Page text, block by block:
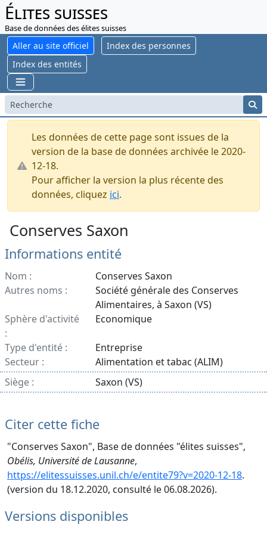
Élites suisses
Base de données des élites suisses
Aller au site officiel
Index des personnes
Index des entités
Les données de cette page sont issues de la
version de la base de données archivée le 2020-
12-18.
Pour afficher la version la plus récente des
données, cliquez ici.
Conserves Saxon
Informations entité
Nom :
Conserves Saxon
Autres noms :
Société générale des Conserves
Alimentaires, à Saxon (VS)
Sphère d'activité
:
Economique
Type d'entité :
Entreprise
Secteur :
Alimentation et tabac (ALIM)
Siège :
Saxon (VS)
Citer cette fiche
"Conserves Saxon", Base de données "élites suisses",
Obélis, Université de Lausanne,
https://elitessuisses.unil.ch/e/entite79?v=2020-12-18.
(version du 18.12.2020, consulté le 06.08.2026).
Versions disponibles